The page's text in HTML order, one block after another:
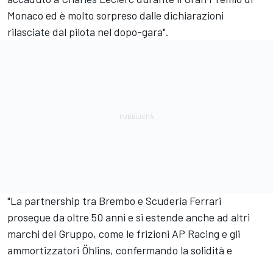
Monaco ed è molto sorpreso dalle dichiarazioni
rilasciate dal pilota nel dopo-gara".
"La partnership tra Brembo e Scuderia Ferrari
prosegue da oltre 50 anni e si estende anche ad altri
marchi del Gruppo, come le frizioni AP Racing e gli
ammortizzatori Öhlins, confermando la solidità e